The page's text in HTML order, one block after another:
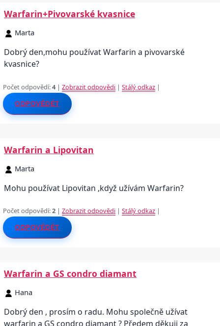
Warfarin+Pivovarské kvasnice
Marta
Dobrý den,mohu používat Warfarin a pivovarské
kvasnice?
Počet odpovědí:4 |Zobrazit odpovědi |Stálý odkaz |
ODPOVĚDĚT
Warfarin a Lipovitan
Marta
Mohu používat Lipovitan ,když užívám Warfarin?
Počet odpovědí:2 |Zobrazit odpovědi |Stálý odkaz |
ODPOVĚDĚT
Warfarin a GS condro diamant
Hana
Dobrý den , prosím o radu. Mohu společně užívat
warfarin a GS condro diamant ? Předem děkuji za